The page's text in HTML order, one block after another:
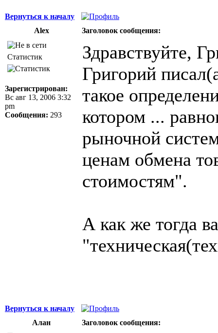
Вернуться к началу
Alex
Заголовок сообщения:
Статистик
Зарегистрирован:
Вс авг 13, 2006 3:32
pm
Сообщения: 293
Здравствуйте,
Григорий
такое
котором ...
рыночной
ценам обмена
стоимостям".
А как же тогда
Вернуться к началу
Алан
Заголовок сообщения: